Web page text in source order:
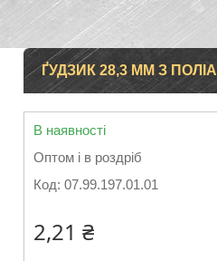
ҐУДЗИК 28,3 ММ З
В наявності
Оптом і в роздріб
Код: 07.99.197.01.01
2,21 ₴